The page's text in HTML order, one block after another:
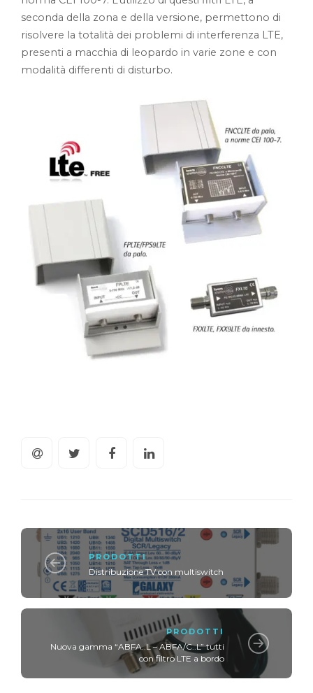
seconda della zona e della versione, permettono di
risolvere la totalità dei problemi di interferenza LTE,
presenti a macchia di leopardo in varie zone e con
modalità differenti di disturbo.
PRODOTTI
Distribuzione TV con multiswitch
PRODOTTI
Nuova gamma “ABFA..L – ABFA/C..L” tutti
con filtro LTE a bordo